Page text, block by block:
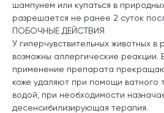
шампунем или купаться в
разрешается не ранее 2 суток
ПОБОЧНЫЕ ДЕЙСТВИЯ
У гиперчувствительных животных в
возможны аллергические реакции.
применение препарата
коже удаляют при помощи
водой, при необходимости
десенсибилизирующая терапия.